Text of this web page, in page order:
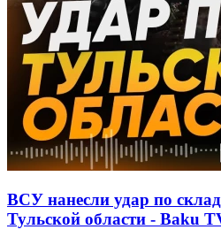
ВСУ нанесли удар по
Тульской области - Baku